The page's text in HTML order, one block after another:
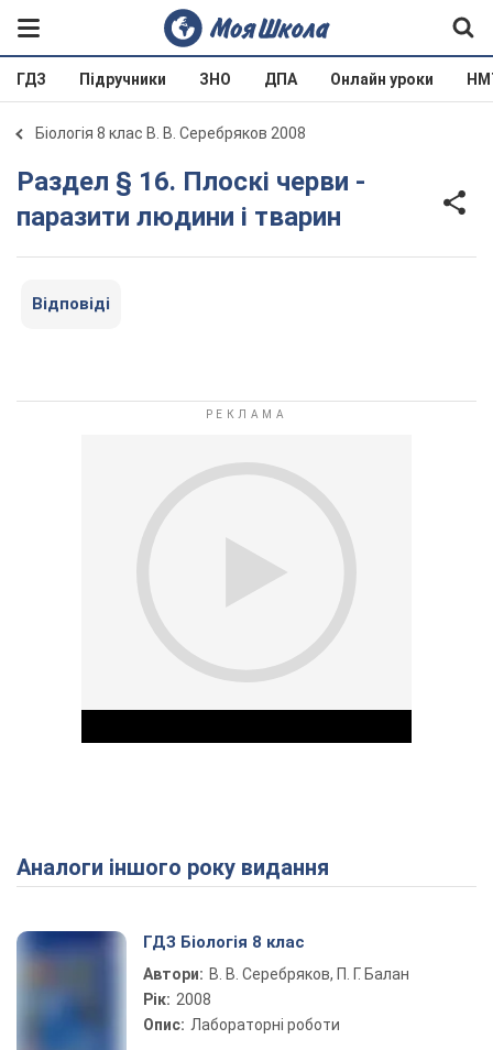
ГДЗ Підручники ЗНО ДПА Онлайн уроки
Біологія 8 клас В. В. Серебряков 2008
Раздел § 16. Плоскі черви -
паразити людини і тварин
Відповіді
Play Video
Аналоги іншого року видання
ГДЗ Біологія 8 клас
Автори: В. В. Серебряков, П. Г. Балан
Рік: 2008
Опис: Лабораторні роботи